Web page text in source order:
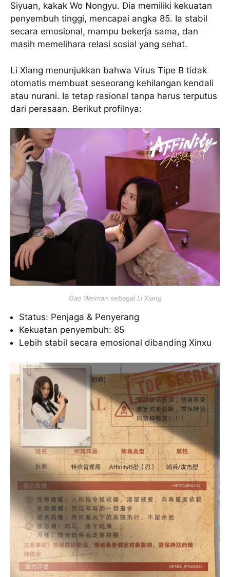
Siyuan, kakak Wo Nongyu. Dia memiliki kekuatan
penyembuh tinggi, mencapai angka 85. Ia stabil
secara emosional, mampu bekerja sama, dan
masih memelihara relasi sosial yang sehat.
Li Xiang menunjukkan bahwa Virus Tipe B tidak
otomatis membuat seseorang kehilangan kendali
atau nurani. Ia tetap rasional tanpa harus terputus
dari perasaan. Berikut profilnya:
Gao Weiman sebagai Li Xiang
Status: Penjaga & Penyerang
Kekuatan penyembuh: 85
Lebih stabil secara emosional dibanding Xinxu